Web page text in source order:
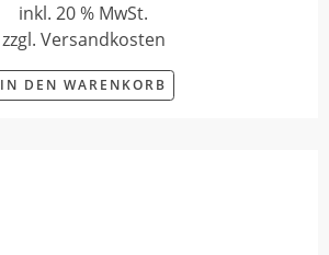
inkl. 20 % MwSt.
zzgl. Versandkosten
IN DEN WARENKORB